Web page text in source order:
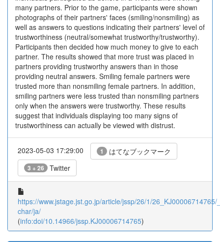
many partners. Prior to the game, participants were shown
photographs of their partners' faces (smiling/nonsmiling) as
well as answers to questions indicating their partners' level of
trustworthiness (neutral/somewhat trustworthy/trustworthy).
Participants then decided how much money to give to each
partner. The results showed that more trust was placed in
partners providing trustworthy answers than in those
providing neutral answers. Smiling female partners were
trusted more than nonsmiling female partners. In addition,
smiling partners were less trusted than nonsmiling partners
only when the answers were trustworthy. These results
suggest that individuals displaying too many signs of
trustworthiness can actually be viewed with distrust.
2023-05-03 17:29:00 1 はてなブックマーク
3 + 26 Twitter
https://www.jstage.jst.go.jp/article/jssp/26/1/26_KJ00006714765/
char/ja/
(info:doi/10.14966/jssp.KJ00006714765)